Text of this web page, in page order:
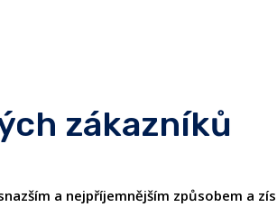
zákazníků
a nejpříjemnějším způsobem a